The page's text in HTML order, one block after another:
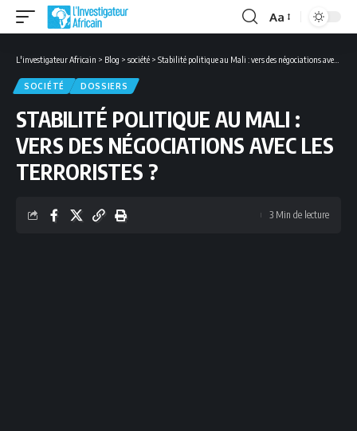
Font
Aa
L'investigateur Africain > Blog > société > Stabilité politique au Mali : vers des négociations avec les terroristes ?
SOCIÉTÉ DOSSIERS
STABILITÉ POLITIQUE AU MALI :
VERS DES NÉGOCIATIONS AVEC LES
TERRORISTES ?
3 Min de lecture